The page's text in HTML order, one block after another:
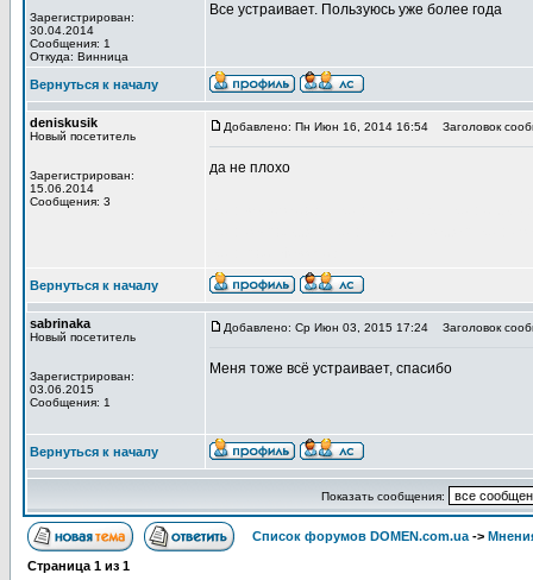
Зарегистрирован:
30.04.2014
Сообщения: 1
Откуда: Винница
Все устраивает. Пользуюсь уже более года
Вернуться к началу
deniskusik
Новый посетитель
Зарегистрирован:
15.06.2014
Сообщения: 3
Добавлено: Пн Июн 16, 2014 16:54 Заголовок
да не плохо
Вернуться к началу
sabrinaka
Новый посетитель
Зарегистрирован:
03.06.2015
Сообщения: 1
Добавлено: Ср Июн 03, 2015 17:24 Заголовок
Меня тоже всё устраивает, спасибо
Вернуться к началу
Показать сообщения:
Список форумов DOMEN.com.ua ->
Страница 1 из 1